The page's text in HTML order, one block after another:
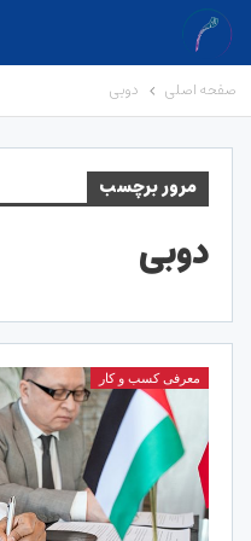
صفحه اصلی دوبی
مرور برچسب
دوبی
معرفی کسب و کار